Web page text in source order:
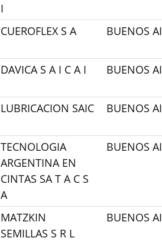
I
CUEROFLEX S A BUENOS
DAVICA S A I C A I BUENOS
LUBRICACION SAIC BUENOS
TECNOLOGIA
ARGENTINA EN
CINTAS SA T A C S
A
BUENOS
MATZKIN
SEMILLAS S R L
BUENOS